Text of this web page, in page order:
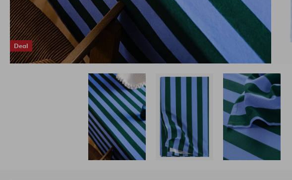
Deal